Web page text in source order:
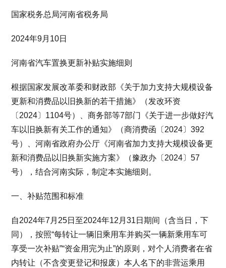
国家税务总局河南省税务局
2024年9月10日
河南省汽车置换更新补贴实施细则
根据国家发展改革委和财政部《关于加力支持大规模设备
更新和消费品以旧换新的若干措施》（发改环资
〔2024〕1104号）、商务部等7部门《关于进一步做好汽
车以旧换新有关工作的通知》（商消费函〔2024〕392
号）、河南省政府办公厅《河南省加力支持大规模设备更
新和消费品以旧换新实施方案》（豫政办〔2024〕57
号），结合河南实际，制定本实施细则。
一、补贴范围和标准
自2024年7月25日至2024年12月31日期间（含当日，下
同），按照“每转让一辆旧乘用车并购买一辆新乘用车可
享受一次补贴”“资金用完为止”的原则，对个人消费者在省
内转让（不含变更登记和报废）本人名下的非营运乘用